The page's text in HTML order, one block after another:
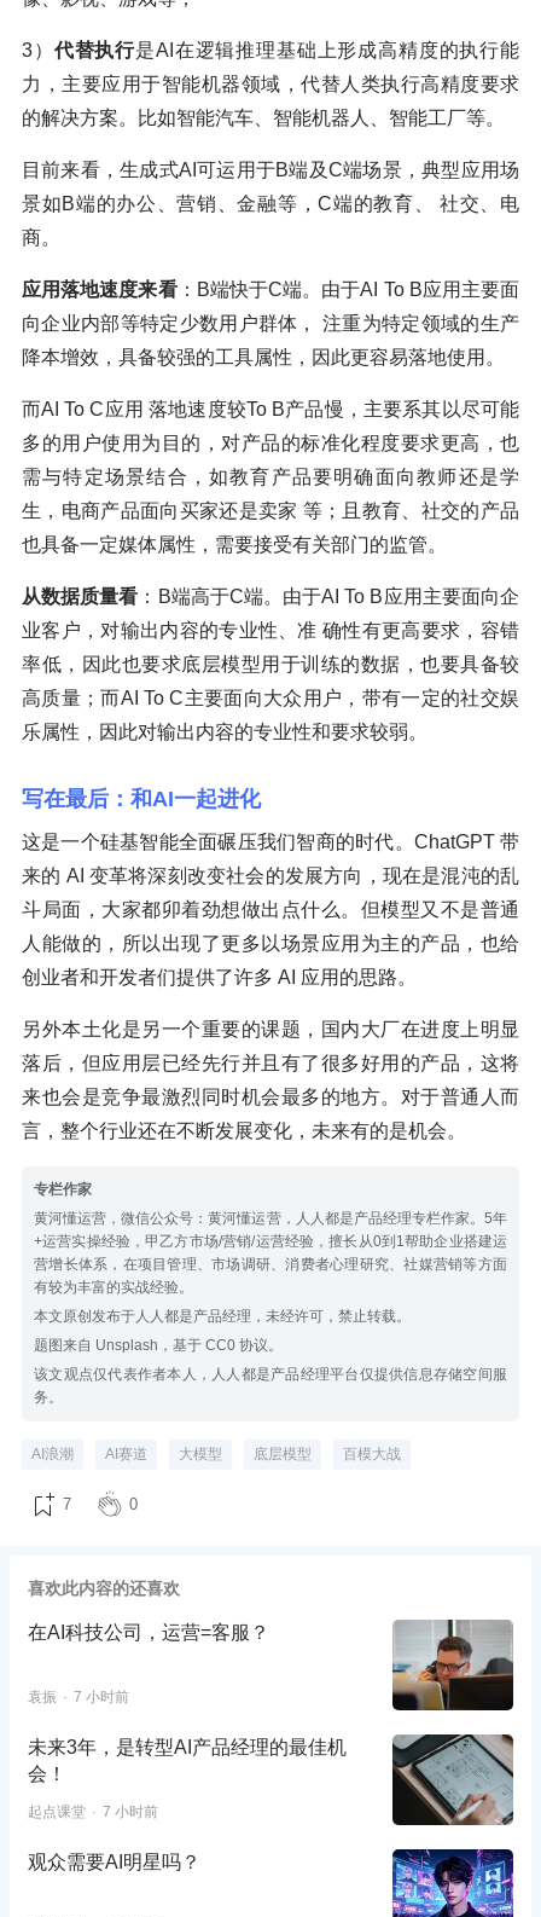
3） 代替执行是AI在逻辑推理基础上形成高精度的执行能
力，主要应用于智能机器领域，代替人类执行高精度要求
的解决方案。比如智能汽车、智能机器人、智能工厂等。
目前来看，生成式AI可运用于B端及C端场景，典型应用场
景如B端的办公、营销、金融等，C端的教育、 社交、电
商。
应用落地速度来看：B端快于C端。由于AI To B应用主要面
向企业内部等特定少数用户群体， 注重为特定领域的生产
降本增效，具备较强的工具属性，因此更容易落地使用。
而AI To C应用 落地速度较To B产品慢，主要系其以尽可能
多的用户使用为目的，对产品的标准化程度要求更高，也
需与特定场景结合，如教育产品要明确面向教师还是学
生，电商产品面向买家还是卖家 等；且教育、社交的产品
也具备一定媒体属性，需要接受有关部门的监管。
从数据质量看 ：B端高于C端。由于AI To B应用主要面向企
业客户，对输出内容的专业性、准 确性有更高要求，容错
率低，因此也要求底层模型用于训练的数据，也要具备较
高质量；而AI To C主要面向大众用户，带有一定的社交娱
乐属性，因此对输出内容的专业性和要求较弱。
写在最后：和AI一起进化
这是一个硅基智能全面碾压我们智商的时代。ChatGPT 带
来的 AI 变革将深刻改变社会的发展方向，现在是混沌的乱
斗局面，大家都卯着劲想做出点什么。但模型又不是普通
人能做的，所以出现了更多以场景应用为主的产品，也给
创业者和开发者们提供了许多 AI 应用的思路。
另外本土化是另一个重要的课题，国内大厂在进度上明显
落后，但应用层已经先行并且有了很多好用的产品，这将
来也会是竞争最激烈同时机会最多的地方。对于普通人而
言，整个行业还在不断发展变化，未来有的是机会。
专栏作家
黄河懂运营，微信公众号：黄河懂运营，人人都是产品经理专栏作家。5年
+运营实操经验，甲乙方市场/营销/运营经验，擅长从0到1帮助企业搭建运
营增长体系，在项目管理、市场调研、消费者心理研究、社媒营销等方面
有较为丰富的实战经验。
本文原创发布于人人都是产品经理，未经许可，禁止转载。
题图来自 Unsplash，基于 CC0 协议。
该文观点仅代表作者本人，人人都是产品经理平台仅提供信息存储空间服
务。
AI浪潮 AI赛道 大模型 底层模型 百模大战
7 0
喜欢此内容的还喜欢
在AI科技公司，运营=客服？
袁振 7 小时前
未来3年，是转型AI产品经理的最佳机
会！
起点课堂 7 小时前
观众需要AI明星吗？